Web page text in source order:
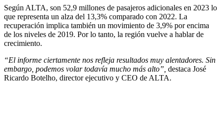
Según ALTA, son 52,9 millones de pasajeros adicionales en 2023 lo
que representa un alza del 13,3% comparado con 2022. La
recuperación implica también un movimiento de 3,9% por encima
de los niveles de 2019. Por lo tanto, la región vuelve a hablar de
crecimiento.
“El informe ciertamente nos refleja resultados muy alentadores. Sin
embargo, podemos volar todavía mucho más alto”, destaca José
Ricardo Botelho, director ejecutivo y CEO de ALTA.